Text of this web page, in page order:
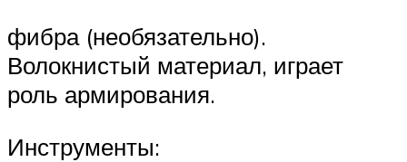
фибра (необязательно).
Волокнистый материал, играет
роль армирования.
Инструменты: